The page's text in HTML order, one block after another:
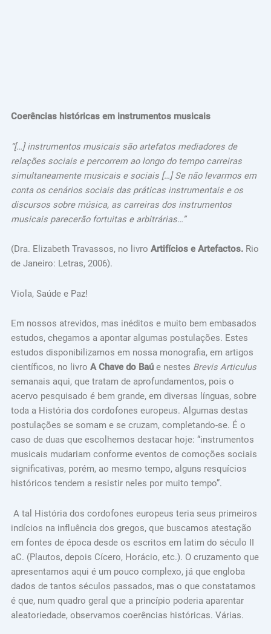
Coerências históricas em instrumentos musicais
“[…] instrumentos musicais são artefatos mediadores de
relações sociais e percorrem ao longo do tempo carreiras
simultaneamente musicais e sociais […] Se não levarmos em
conta os cenários sociais das práticas instrumentais e os
discursos sobre música, as carreiras dos instrumentos
musicais parecerão fortuitas e arbitrárias…”
(Dra. Elizabeth Travassos, no livro Artifícios e Artefactos.Rio
de Janeiro: Letras, 2006).
Viola, Saúde e Paz!
Em nossos atrevidos, mas inéditos e muito bem embasados
estudos, chegamos a apontar algumas postulações. Estes
estudos disponibilizamos em nossa monografia, em artigos
científicos, no livro A Chave do Baúe nestes Brevis Articulus
semanais aqui, que tratam de aprofundamentos, pois o
acervo pesquisado é bem grande, em diversas línguas, sobre
toda a História dos cordofones europeus. Algumas destas
postulações se somam e se cruzam, completando-se. É o
caso de duas que escolhemos destacar hoje: “instrumentos
musicais mudariam conforme eventos de comoções sociais
significativas, porém, ao mesmo tempo, alguns resquícios
históricos tendem a resistir neles por muito tempo”.
A tal História dos cordofones europeus teria seus primeiros
indícios na influência dos gregos, que buscamos atestação
em fontes de época desde os escritos em latim do século II
aC. (Plautos, depois Cícero, Horácio, etc.). O cruzamento que
apresentamos aqui é um pouco complexo, já que engloba
dados de tantos séculos passados, mas o que constatamos
é que, num quadro geral que a princípio poderia aparentar
aleatoriedade, observamos coerências históricas. Várias.